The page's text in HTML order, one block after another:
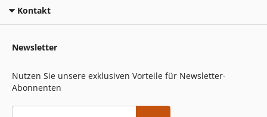
Kontakt
Newsletter
Nutzen Sie unsere exklusiven Vorteile für Newsletter-
Abonnenten